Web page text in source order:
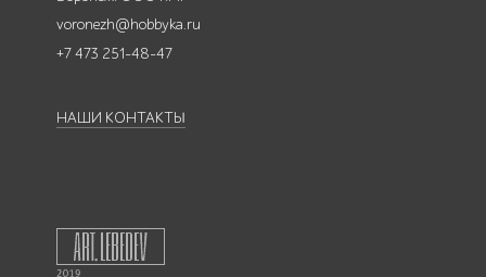
voronezh@hobbyka.ru
+7 473 251-48-47
НАШИ КОНТАКТЫ